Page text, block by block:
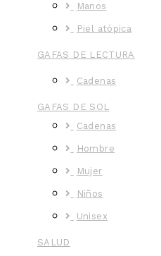
Manos
Piel atópica
GAFAS DE LECTURA
Cadenas
GAFAS DE SOL
Cadenas
Hombre
Mujer
Niños
Unisex
SALUD